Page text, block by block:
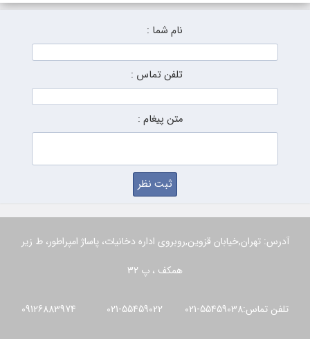
نام شما :
تلفن تماس :
متن پیغام :
آدرس: تهران,خیابان قزوین,روبروی اداره دخانیات، پاساژ امپراطور، ط زیر
همکف ، پ 32
تلفن تماس:55459038-021 55459022-021 09126883974